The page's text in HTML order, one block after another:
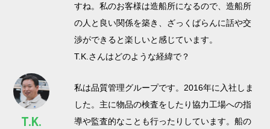
すね。私のお客様は造船所になるので、造船所
の人と良い関係を築き、ざっくばらんに話や交
渉ができると楽しいと感じています。
T.K.さんはどのような経緯で？
T.K.
私は品質管理グループです。2016年に入社しま
した。主に物品の検査をしたり協力工場への指
導や監査的なことも行ったりしています。船の